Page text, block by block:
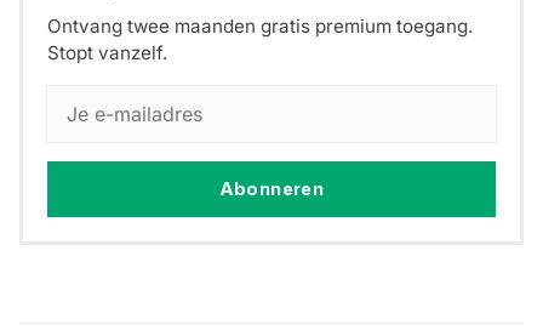
Ontvang twee maanden gratis premium toegang.
Stopt vanzelf.
Abonneren